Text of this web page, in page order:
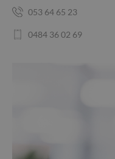
053 64 65 23
0484 36 02 69